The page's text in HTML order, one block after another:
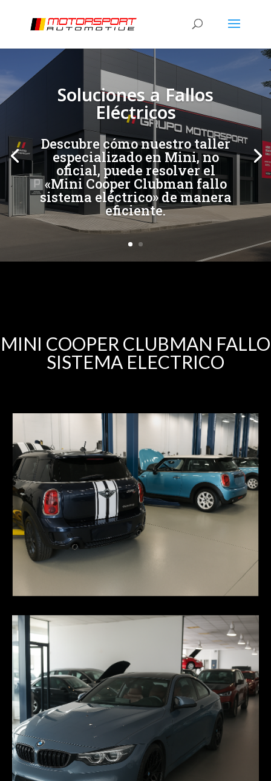
Soluciones a Fallos
Eléctricos
Descubre cómo nuestro taller
especializado en Mini, no
oficial, puede resolver el
«Mini Cooper Clubman fallo
sistema eléctrico» de manera
eficiente.
[/et_pb_slide]
MINI COOPER CLUBMAN FALLO
SISTEMA ELECTRICO